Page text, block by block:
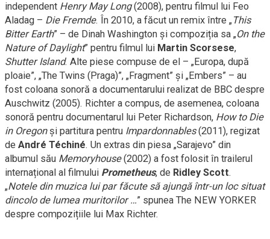
independent Henry May Long (2008), pentru filmul lui Feo
Aladag – Die Fremde. În 2010, a făcut un remix între „This
Bitter Earth” – de Dinah Washington și compoziția sa „On the
Nature of Daylight” pentru filmul lui Martin Scorsese,
Shutter Island. Alte piese compuse de el – „Europa, după
ploaie”, „The Twins (Praga)”, „Fragment” și „Embers” – au
fost coloana sonoră a documentarului realizat de BBC despre
Auschwitz (2005). Richter a compus, de asemenea, coloana
sonoră pentru documentarul lui Peter Richardson, How to Die
in Oregonși partitura pentru Impardonnables(2011), regizat
de André Téchiné. Un extras din piesa „Sarajevo” din
albumul său Memoryhouse(2002) a fost folosit în trailerul
internațional al filmului Prometheus, de Ridley Scott.
„Notele din muzica lui par făcute să ajungă într-un loc situat
dincolo de lumea muritorilor …” spunea The NEW YORKER
despre compozițiile lui Max Richter.